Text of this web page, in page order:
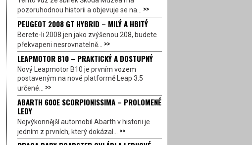
pozoruhodnou historii a objevuje se na... >>
PEUGEOT 2008 GT HYBRID – MILÝ A HBITÝ
Berete-li 2008 jen jako zvýšenou 208, budete
překvapeni nesrovnatelně... >>
LEAPMOTOR B10 – PRAKTICKÝ A DOSTUPNÝ
Nový Leapmotor B10 je prvním vozem
postaveným na nové platformě Leap 3.5
určené... >>
ABARTH 600E SCORPIONISSIMA – PROLOMENÉ
LEDY
Nejvýkonnější automobil Abarth v historii je
jedním z prvních, který dokázal... >>